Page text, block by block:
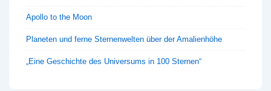
Apollo to the Moon
Planeten und ferne Sternenwelten über der Amalienhöhe
„Eine Geschichte des Universums in 100 Sternen“